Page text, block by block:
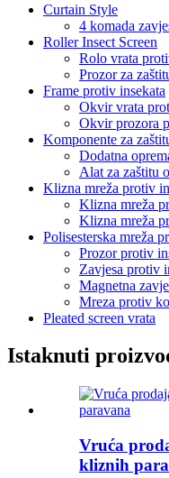
Curtain Style
4 komada
Roller Insect Screen
Rolo vrata
Prozor za
Frame protiv insekata
Okvir vrata
Okvir prozora
Komponente za
Dodatna
Alat za zaštitu
Klizna mreža protiv
Klizna mreža
Klizna mreža
Polisesterska mreža
Prozor protiv
Zavjesa protiv
Magnetna
Mreza protiv
Pleated screen vrata
Istaknuti
Vruća
kliznih